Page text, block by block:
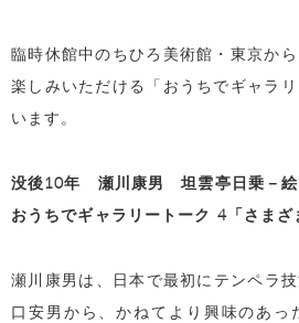
臨時休館中のちひろ美術館・東京か
楽しみいただける「おうちでギャラ
います。
没後10年 瀬川康男 坦雲亭日乗－絵
おうちでギャラリートーク 4「さま
瀬川康男は、日本で最初にテンペラ
口安男から、かねてより興味のあっ